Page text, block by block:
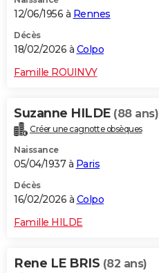
12/06/1956 à Rennes
Décès
18/02/2026 à Colpo
Famille ROUINVY
Suzanne HILDE (88 ans)
Créer une cagnotte obsèques
Naissance
05/04/1937 à Paris
Décès
16/02/2026 à Colpo
Famille HILDE
Rene LE BRIS (82 ans)